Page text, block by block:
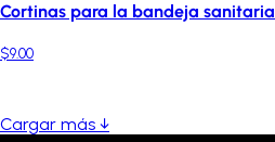
Cortinas para la bandeja sanitaria
$9.00
Cargar más ↓